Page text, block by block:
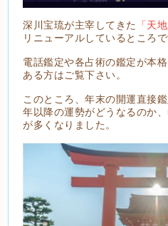
深川宝琉が主宰してきた 「天
リニューアルしているところで
電話鑑定や各占術の鑑定が本
ある方はご覧下さい。
このところ、年末の開運直接
年以降の運勢がどうなるのか
が多くなりました。